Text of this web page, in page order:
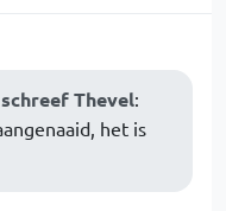
Thevel:
het is